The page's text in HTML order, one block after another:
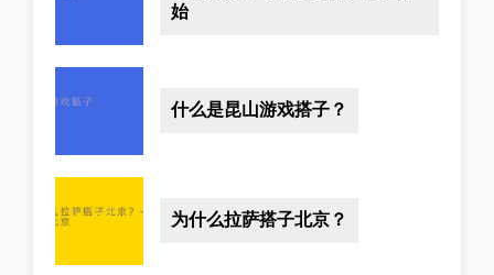
始
什么是昆山游戏搭子？
为什么拉萨搭子北京？